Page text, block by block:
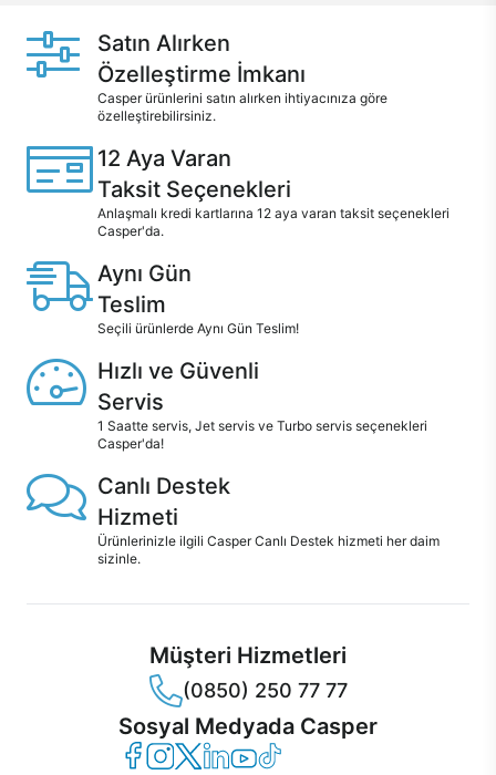
Satın Alırken
Özelleştirme İmkanı
Casper ürünlerini satın alırken ihtiyacınıza göre
özelleştirebilirsiniz.
12 Aya Varan
Taksit Seçenekleri
Anlaşmalı kredi kartlarına 12 aya varan taksit seçenekleri
Casper'da.
Aynı Gün
Teslim
Seçili ürünlerde Aynı Gün Teslim!
Hızlı ve Güvenli
Servis
1 Saatte servis, Jet servis ve Turbo servis seçenekleri
Casper'da!
Canlı Destek
Hizmeti
Ürünlerinizle ilgili Casper Canlı Destek hizmeti her daim
sizinle.
Müşteri Hizmetleri
(0850) 250 77 77
Sosyal Medyada Casper
Casper Facebook
Casper Instagram
Casper Twitter
Casper LinkedIn
Casper YouTube
Casper TikTok